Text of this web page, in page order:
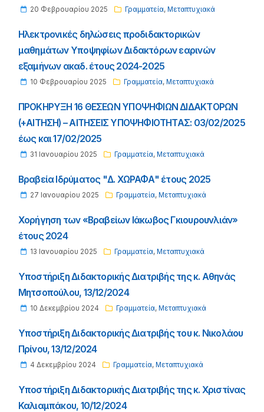
20 Φεβρουαρίου 2025 Γραμματεία, Μεταπτυχιακά
Ηλεκτρονικές δηλώσεις προδιδακτορικών
μαθημάτων Υποψηφίων Διδακτόρων εαρινών
εξαμήνων ακαδ. έτους 2024-2025
10 Φεβρουαρίου 2025 Γραμματεία, Μεταπτυχιακά
ΠΡΟΚΗΡΥΞΗ 16 ΘΕΣΕΩΝ ΥΠΟΨΗΦΙΩΝ ΔΙΔΑΚΤΟΡΩΝ
(+ΑΙΤΗΣΗ) – ΑΙΤΗΣΕΙΣ ΥΠΟΨΗΦΙΟΤΗΤΑΣ: 03/02/2025
έως και 17/02/2025
31 Ιανουαρίου 2025 Γραμματεία, Μεταπτυχιακά
Βραβεία Ιδρύματος "Δ. ΧΩΡΑΦΑ" έτους 2025
27 Ιανουαρίου 2025 Γραμματεία, Μεταπτυχιακά
Χορήγηση των «Βραβείων Ιάκωβος Γκιουρουνλιάν»
έτους 2024
13 Ιανουαρίου 2025 Γραμματεία, Μεταπτυχιακά
Υποστήριξη Διδακτορικής Διατριβής της κ. Αθηνάς
Μητσοπούλου, 13/12/2024
10 Δεκεμβρίου 2024 Γραμματεία, Μεταπτυχιακά
Υποστήριξη Διδακτορικής Διατριβής του κ. Νικολάου
Πρίνου, 13/12/2024
4 Δεκεμβρίου 2024 Γραμματεία, Μεταπτυχιακά
Υποστήριξη Διδακτορικής Διατριβής της κ. Χριστίνας
Καλιαμπάκου, 10/12/2024